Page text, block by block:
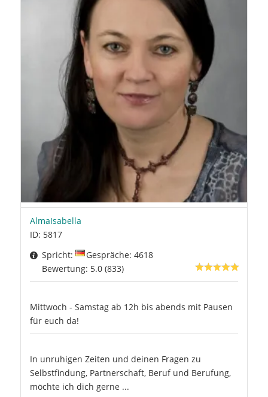
AlmaIsabella
ID: 5817
Spricht:
Gespräche: 4618
Bewertung: 5.0 (833)
Mittwoch - Samstag ab 12h bis abends mit Pausen
für euch da!
In unruhigen Zeiten und deinen Fragen zu
Selbstfindung, Partnerschaft, Beruf und Berufung,
möchte ich dich gerne ...